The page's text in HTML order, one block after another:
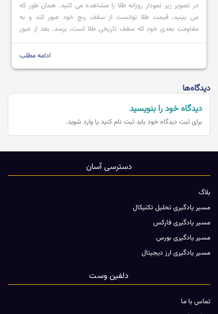
در تصویر زیر نمودار روزانه طلا را مشاهده می کنید. همان طور که
می بینید، قیمت طلا توانست از سقف رنج خود عبور کند و به
مقاومت بعدی خود که سقف تاریخی طلا است، برسد. بعد از عبور
قیمت از محدوده مقاومتی 2728.80 تا 2711.57 با کندل صعودی
ادامه مطلب
دیدگاه‌ها
دیدگاه خود را بنویسید
برای ثبت دیدگاه خود بایدثبت نام کنید یا وارد شوید.
دسترسی آسان
بلاگ
مسیر یادگیری تحلیل تکنیکال
مسیر یادگیری فارکس
مسیر یادگیری بورس
مسیر یادگیری ارز دیجیتال
دلفین وست
تماس با ما